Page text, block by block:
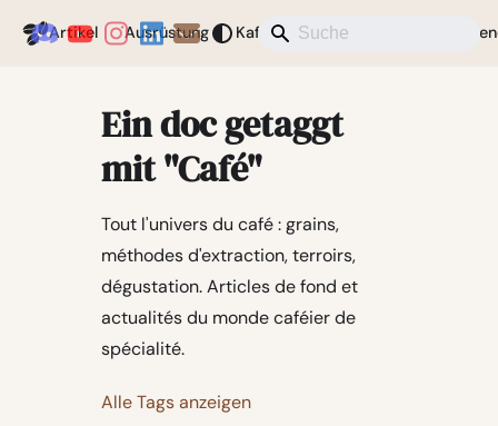
Coffeegeek
Artikel Ausrüstung Kaffee Aktuelles
Ein doc getaggt
mit "Café"
Tout l'univers du café : grains,
méthodes d'extraction, terroirs,
dégustation. Articles de fond et
actualités du monde caféier de
spécialité.
Alle Tags anzeigen